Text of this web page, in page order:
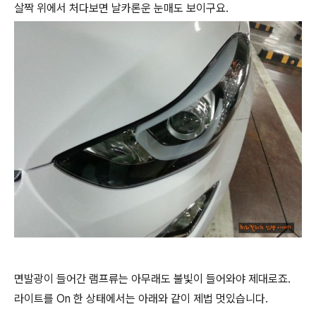
살짝 위에서 처다보면 날카론운 눈매도 보이구요.
면발광이 들어간 램프류는 아무래도 불빛이 들어와야 제대로죠.
라이트를 On 한 상태에서는 아래와 같이 제법 멋있습니다.